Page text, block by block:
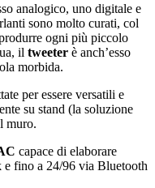
analogico, uno digitale e
sono molto curati, col
ogni più piccolo
il tweeter è anch’esso
morbida.
per essere versatili e
su stand (la soluzione
muro.
capace di elaborare
fino a 24/96 via Bluetooth